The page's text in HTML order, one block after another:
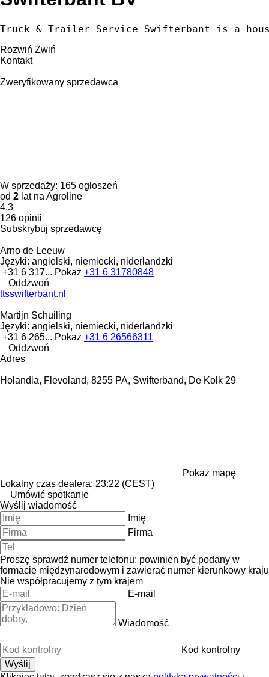
Truck & Trailer Service Swifterbant is a
Rozwiń Zwiń
Kontakt
Zweryfikowany sprzedawca
W sprzedaży: 165 ogłoszeń
od 2 lat na Agroline
4.3
126 opinii
Subskrybuj sprzedawcę
Arno de Leeuw
Języki: angielski, niemiecki, niderlandzki
+31 6 317... Pokaż +31 6 31780848
Oddzwoń
ttsswifterbant.nl
Martijn Schuiling
Języki: angielski, niemiecki, niderlandzki
+31 6 265... Pokaż +31 6 26566311
Oddzwoń
Adres
Holandia, Flevoland, 8255 PA, Swifterband, De Kolk 29
Pokaż mapę
Lokalny czas dealera: 23:22 (CEST)
Umówić spotkanie
Wyślij wiadomość
Imię
Firma
Proszę sprawdź numer telefonu: powinien być podany w
formacie międzynarodowym i zawierać numer kierunkowy kraju
Nie współpracujemy z tym krajem
E-mail
Wiadomość
Kod kontrolny